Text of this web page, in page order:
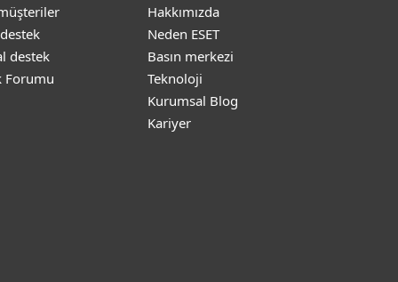
destek
Forumu
Hakkımızda
Neden ESET
Basın merkezi
Teknoloji
Kurumsal Blog
Kariyer